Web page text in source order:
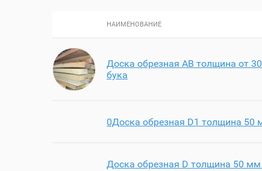
НАИМЕНОВАНИЕ
Доска обрезная AB толщина от
бука
0Доска обрезная D1 толщина 50
Доска обрезная D толщина 50 мм